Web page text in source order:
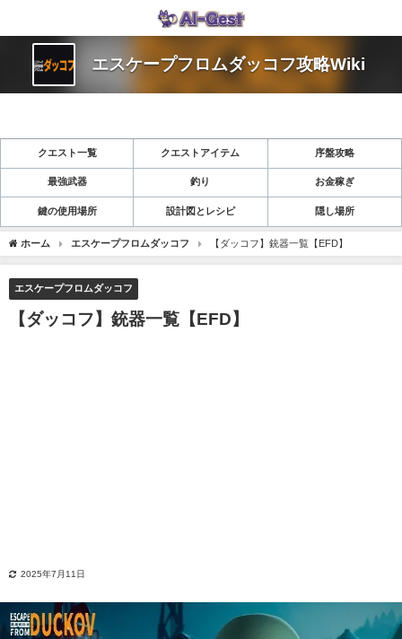
エスケープフロムダッコフ攻略Wiki
クエスト一覧 クエストアイテム 序盤攻略
最強武器 釣り お金稼ぎ
鍵の使用場所 設計図とレシピ 隠し場所
ホーム エスケープフロムダッコフ 【ダッコフ】銃器一覧【EFD】
エスケープフロムダッコフ
【ダッコフ】銃器一覧【EFD】
2025年7月11日